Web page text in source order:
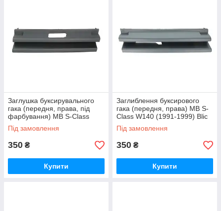
Заглушка буксирувального
гака (передня, права, під
фарбування) MB S-Class
W140 (1991-1999) Blic
Під замовлення
350 ₴
Купити
Заглиблення буксирового
гака (передня, права) MB S-
Class W140 (1991-1999) Blic
Під замовлення
350 ₴
Купити